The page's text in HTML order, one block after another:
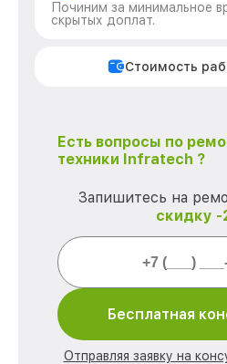
Починим за минимальное
скрытых доплат.
Стоимость
Есть вопросы по
техники Infratech ?
Запишитесь на
скидку -
Бесплатная
Отправляя заявку на